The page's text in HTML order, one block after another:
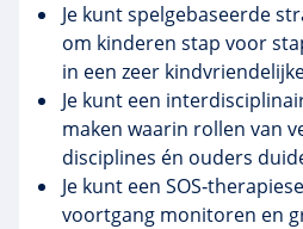
Je kunt spelgebaseerde
om kinderen stap voor
in een zeer
Je kunt een
maken waarin rollen van
disciplines én ouders
Je kunt een
voortgang monitoren en